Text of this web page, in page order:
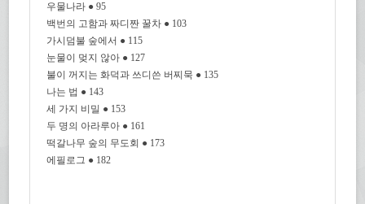
우물나라 ● 95
백번의 고함과 짜디짠 꿀차 ● 103
가시덤불 숲에서 ● 115
눈물이 멎지 않아 ● 127
불이 꺼지는 화덕과 쓰디쓴 버찌묵 ● 135
나는 법 ● 143
세 가지 비밀 ● 153
두 명의 아라루아 ● 161
떡갈나무 숲의 무도회 ● 173
에필로그 ● 182